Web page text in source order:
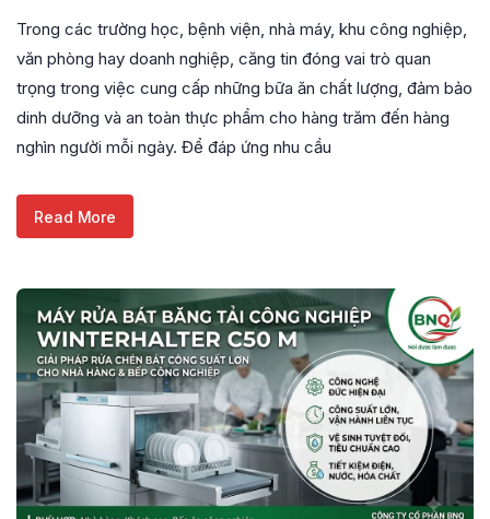
Trong các trường học, bệnh viện, nhà máy, khu công nghiệp,
văn phòng hay doanh nghiệp, căng tin đóng vai trò quan
trọng trong việc cung cấp những bữa ăn chất lượng, đảm bảo
dinh dưỡng và an toàn thực phẩm cho hàng trăm đến hàng
nghìn người mỗi ngày. Để đáp ứng nhu cầu
Read More